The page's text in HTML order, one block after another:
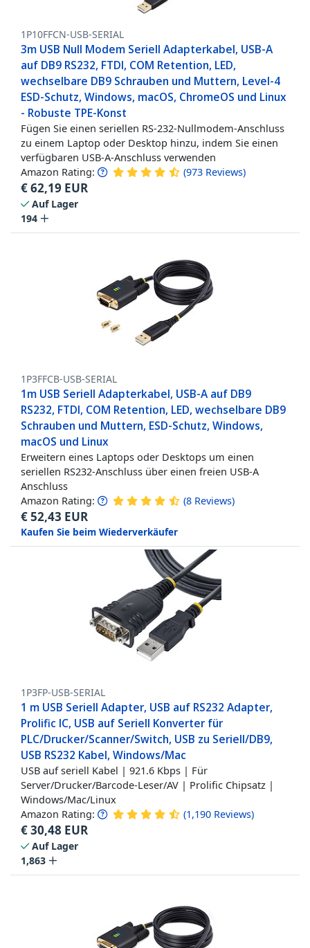
1P10FFCN-USB-SERIAL
3m USB Null Modem Seriell Adapterkabel, USB-A
auf DB9 RS232, FTDI, COM Retention, LED,
wechselbare DB9 Schrauben und Muttern, Level-4
ESD-Schutz, Windows, macOS, ChromeOS und Linux
- Robuste TPE-Konst
Fügen Sie einen seriellen RS-232-Nullmodem-Anschluss
zu einem Laptop oder Desktop hinzu, indem Sie einen
verfügbaren USB-A-Anschluss verwenden
Amazon Rating: (973 Reviews)
€62,19 EUR
Auf Lager
194
1P3FFCB-USB-SERIAL
1m USB Seriell Adapterkabel, USB-A auf DB9
RS232, FTDI, COM Retention, LED, wechselbare DB9
Schrauben und Muttern, ESD-Schutz, Windows,
macOS und Linux
Erweitern eines Laptops oder Desktops um einen
seriellen RS232-Anschluss über einen freien USB-A
Anschluss
Amazon Rating: (8 Reviews)
€52,43 EUR
Kaufen Sie beim Wiederverkäufer
1P3FP-USB-SERIAL
1 m USB Seriell Adapter, USB auf RS232 Adapter,
Prolific IC, USB auf Seriell Konverter für
PLC/Drucker/Scanner/Switch, USB zu Seriell/DB9,
USB RS232 Kabel, Windows/Mac
USB auf seriell Kabel | 921.6 Kbps | Für
Server/Drucker/Barcode-Leser/AV | Prolific Chipsatz |
Windows/Mac/Linux
Amazon Rating: (1,190 Reviews)
€30,48 EUR
Auf Lager
1,863